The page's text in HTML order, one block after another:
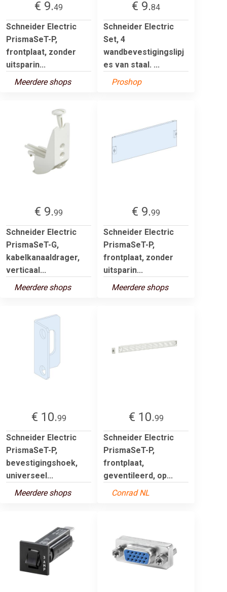
€ 9.49
Schneider Electric
PrismaSeT-P,
frontplaat, zonder
uitsparin...
Meerdere shops
€ 9.84
Schneider Electric
Set, 4
wandbevestigingslipj
es van staal. ...
Proshop
€ 9.99
Schneider Electric
PrismaSeT-G,
kabelkanaaldrager,
verticaal...
Meerdere shops
€ 9.99
Schneider Electric
PrismaSeT-P,
frontplaat, zonder
uitsparin...
Meerdere shops
€ 10.99
Schneider Electric
PrismaSeT-P,
bevestigingshoek,
universeel...
Meerdere shops
€ 10.99
Schneider Electric
PrismaSeT-P,
frontplaat,
geventileerd, op...
Conrad NL